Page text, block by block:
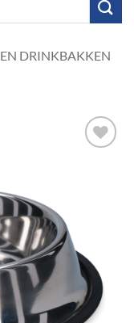
DRINKBAKKEN